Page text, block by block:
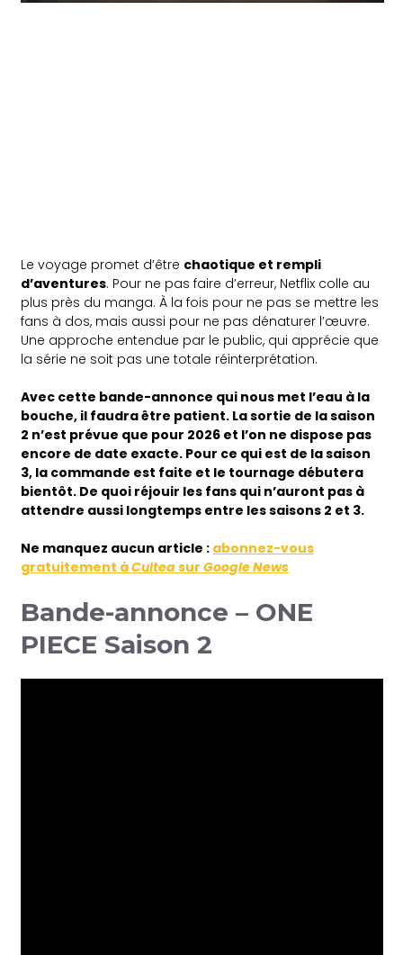
Le voyage promet d’être chaotique et rempli
d’aventures. Pour ne pas faire d’erreur, Netflix colle au
plus près du manga. À la fois pour ne pas se mettre les
fans à dos, mais aussi pour ne pas dénaturer l’œuvre.
Une approche entendue par le public, qui apprécie que
la série ne soit pas une totale réinterprétation.
Avec cette bande-annonce qui nous met l’eau à la
bouche, il faudra être patient. La sortie de la saison
2 n’est prévue que pour 2026 et l’on ne dispose pas
encore de date exacte. Pour ce qui est de la saison
3, la commande est faite et le tournage débutera
bientôt. De quoi réjouir les fans qui n’auront pas à
attendre aussi longtemps entre les saisons 2 et 3.
Ne manquez aucun article : abonnez-vous
gratuitement àCulteasur Google News
Bande-annonce – ONE
PIECE Saison 2